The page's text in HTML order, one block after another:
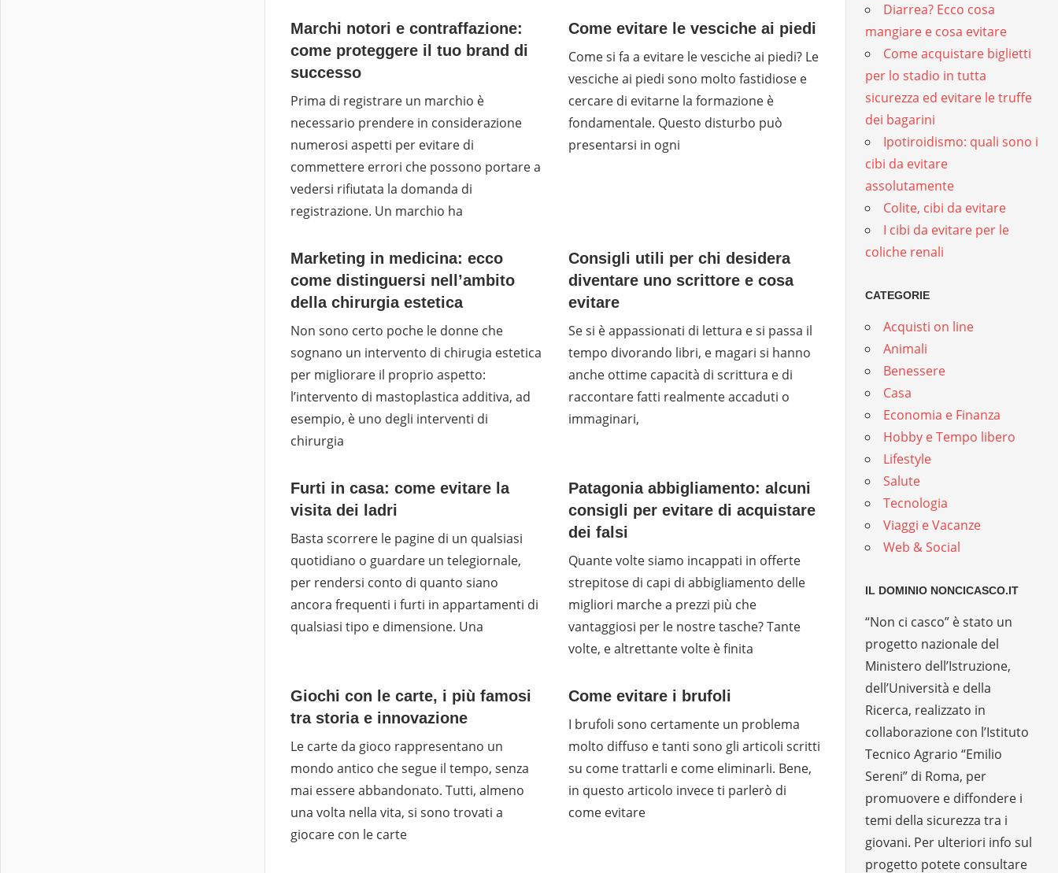
Marchi notori e contraffazione:
come proteggere il tuo brand di
successo
Prima di registrare un marchio è
necessario prendere in considerazione
numerosi aspetti per evitare di
commettere errori che possono portare a
vedersi rifiutata la domanda di
registrazione. Un marchio ha
Come evitare le vesciche ai piedi
Come si fa a evitare le vesciche ai piedi? Le
vesciche ai piedi sono molto fastidiose e
cercare di evitarne la formazione è
fondamentale. Questo disturbo può
presentarsi in ogni
Marketing in medicina: ecco
come distinguersi nell’ambito
della chirurgia estetica
Non sono certo poche le donne che
sognano un intervento di chirugia estetica
per migliorare il proprio aspetto:
l’intervento di mastoplastica additiva, ad
esempio, è uno degli interventi di
chirurgia
Consigli utili per chi desidera
diventare uno scrittore e cosa
evitare
Se si è appassionati di lettura e si passa il
tempo divorando libri, e magari si hanno
anche ottime capacità di scrittura e di
raccontare fatti realmente accaduti o
immaginari,
Furti in casa: come evitare la
visita dei ladri
Basta scorrere le pagine di un qualsiasi
quotidiano o guardare un telegiornale,
per rendersi conto di quanto siano
ancora frequenti i furti in appartamenti di
qualsiasi tipo e dimensione. Una
Patagonia abbigliamento: alcuni
consigli per evitare di acquistare
dei falsi
Quante volte siamo incappati in offerte
strepitose di capi di abbigliamento delle
migliori marche a prezzi più che
vantaggiosi per le nostre tasche? Tante
volte, e altrettante volte è finita
Giochi con le carte, i più famosi
tra storia e innovazione
Le carte da gioco rappresentano un
mondo antico che segue il tempo, senza
mai essere abbandonato. Tutti, almeno
una volta nella vita, si sono trovati a
giocare con le carte
Come evitare i brufoli
I brufoli sono certamente un problema
molto diffuso e tanti sono gli articoli scritti
su come trattarli e come eliminarli. Bene,
in questo articolo invece ti parlerò di
come evitare
Diarrea? Ecco cosa
mangiare e cosa evitare
Come acquistare biglietti
per lo stadio in tutta
sicurezza ed evitare le truffe
dei bagarini
Ipotiroidismo: quali sono i
cibi da evitare
assolutamente
Colite, cibi da evitare
I cibi da evitare per le
coliche renali
CATEGORIE
Acquisti on line
Animali
Benessere
Casa
Economia e Finanza
Hobby e Tempo libero
Lifestyle
Salute
Tecnologia
Viaggi e Vacanze
Web & Social
IL DOMINIO NONCICASCO.IT
“Non ci casco” è stato un
progetto nazionale del
Ministero dell’Istruzione,
dell’Università e della
Ricerca, realizzato in
collaborazione con l’Istituto
Tecnico Agrario “Emilio
Sereni” di Roma, per
promuovere e diffondere i
temi della sicurezza tra i
giovani. Per ulteriori info sul
progetto potete consultare